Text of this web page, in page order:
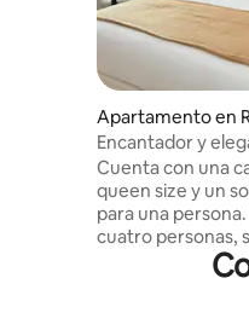
Apartamento en
Encantador y
Recoleta, muy
ubicación
Cuenta con una
queen size y un
para una
cuatro personas,
TV por cable,
utensillos de